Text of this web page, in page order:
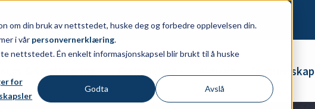
om din bruk av nettstedet, huske deg og forbedre opplevelsen din.
i vår personvernerklæring.
nettstedet. Én enkelt informasjonskapsel blir brukt til å huske
for
Godta Avslå
Fagkunnskap